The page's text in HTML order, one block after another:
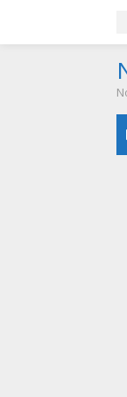
konten